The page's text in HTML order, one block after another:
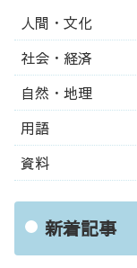
人間・文化
社会・経済
自然・地理
用語
資料
新着記事